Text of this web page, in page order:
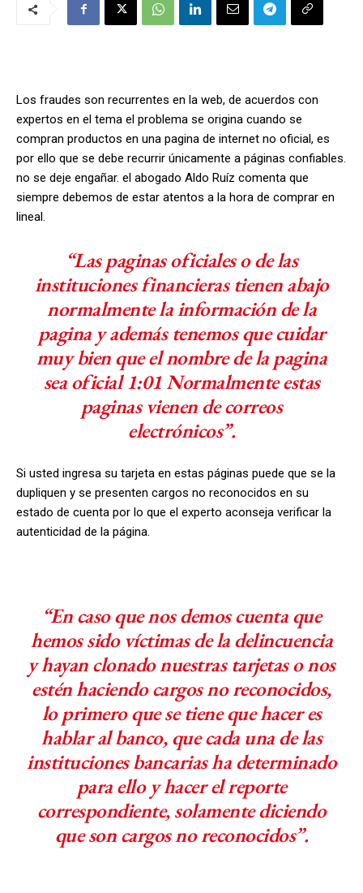
Los fraudes son recurrentes en la web, de acuerdos con
expertos en el tema el problema se origina cuando se
compran productos en una pagina de internet no oficial, es
por ello que se debe recurrir únicamente a páginas confiables.
no se deje engañar. el abogado Aldo Ruíz comenta que
siempre debemos de estar atentos a la hora de comprar en
lineal.
“Las paginas oficiales o de las
instituciones financieras tienen abajo
normalmente la información de la
pagina y además tenemos que cuidar
muy bien que el nombre de la pagina
sea oficial 1:01 Normalmente estas
paginas vienen de correos
electrónicos”.
Si usted ingresa su tarjeta en estas páginas puede que se la
dupliquen y se presenten cargos no reconocidos en su
estado de cuenta por lo que el experto aconseja verificar la
autenticidad de la página.
“En caso que nos demos cuenta que
hemos sido víctimas de la delincuencia
y hayan clonado nuestras tarjetas o nos
estén haciendo cargos no reconocidos,
lo primero que se tiene que hacer es
hablar al banco, que cada una de las
instituciones bancarias ha determinado
para ello y hacer el reporte
correspondiente, solamente diciendo
que son cargos no reconocidos”.